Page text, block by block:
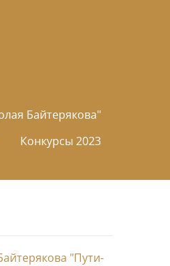
Байтерякова"
Конкурсы 2023
"Пути-